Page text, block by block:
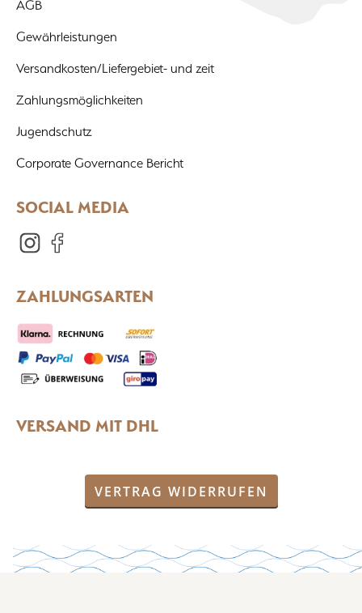
AGB
Gewährleistungen
Versandkosten/Liefergebiet- und zeit
Zahlungsmöglichkeiten
Jugendschutz
Corporate Governance Bericht
SOCIAL MEDIA
ZAHLUNGSARTEN
VERSAND MIT DHL
VERTRAG WIDERRUFEN